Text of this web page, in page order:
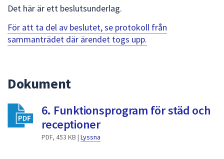
för
att
navigera
för
Det här är ett beslutsunderlag.
För att ta del av beslutet, se protokoll från
sammanträdet där ärendet togs upp.
Dokument
6. Funktionsprogram för städ och
receptioner
PDF, 453 KB | Lyssna